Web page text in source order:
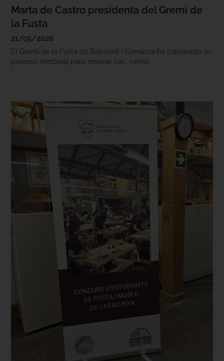
Marta de Castro presidenta del Gremi de
la Fusta
21/05/2026
El Gremi de la Fusta de Sabadell i Comarca ha culminado su
proceso electoral para renovar los... [+info]